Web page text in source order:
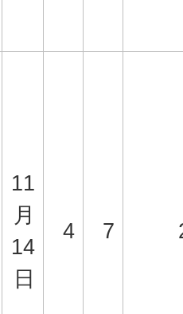
11
月
14
日
4 7